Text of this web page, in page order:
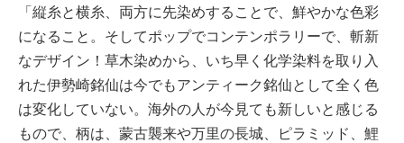
「縦糸と横糸、両方に先染めすることで、鮮やかな色彩
になること。そしてポップでコンテンポラリーで、斬新
なデザイン！草木染めから、いち早く化学染料を取り入
れた伊勢崎銘仙は今でもアンティーク銘仙として全く色
は変化していない。海外の人が今見ても新しいと感じる
もので、柄は、蒙古襲来や万里の長城、ピラミッド、鯉